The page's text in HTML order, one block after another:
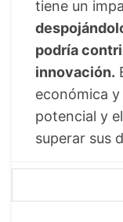
tiene un
podría
innovación.
económica y
potencial y
superar sus